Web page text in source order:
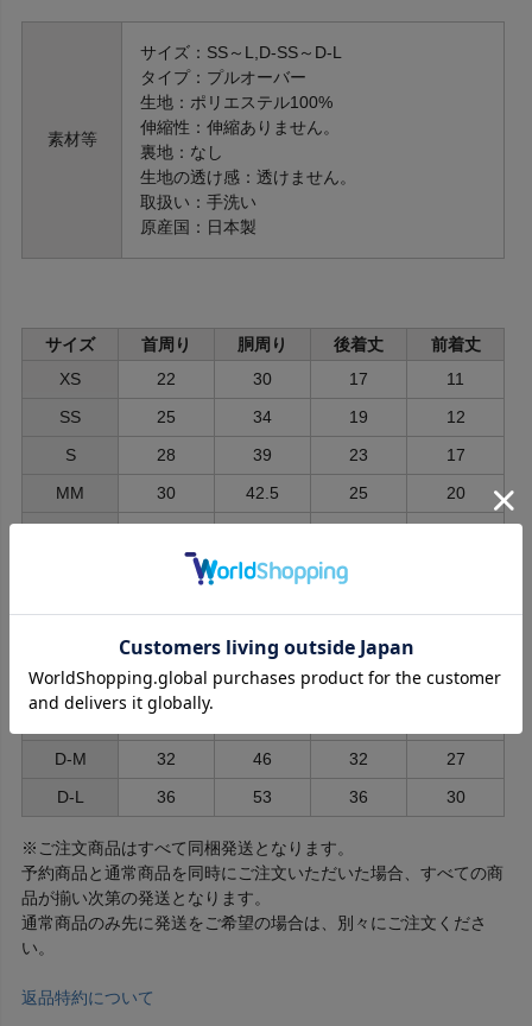
素材等
サイズ：SS～L,D-SS～D-L
タイプ：プルオーバー
生地：ポリエステル100%
伸縮性：伸縮ありません。
裏地：なし
生地の透け感：透けません。
取扱い：手洗い
原産国：日本製
サイズ 首周り 胴周り 後着丈
前着丈
XS
22 30 17
11
SS
25 34 19
12
S
28 39 23
17
MM
30 42.5 25
20
M
32 46 27
22
53
26 34 24
D-S
29 39 27
23
D-M
32 46 32
27
D-L
36 53 36 30
※ご注文商品はすべて同梱発送となります。
予約商品と通常商品を同時にご注文いただいた場合、すべての商
品が揃い次第の発送となります。
通常商品のみ先に発送をご希望の場合は、別々にご注文くださ
い。
返品特約について